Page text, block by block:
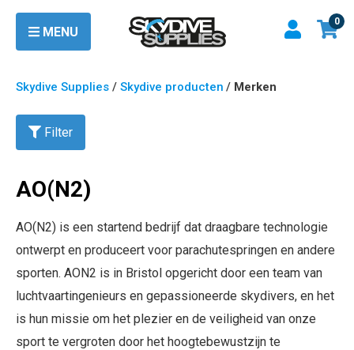
MENU
0
Skydive Supplies / Skydive producten / Merken
Filter
AO(N2)
AO(N2) is een startend bedrijf dat draagbare technologie
ontwerpt en produceert voor parachutespringen en andere
sporten. AON2 is in Bristol opgericht door een team van
luchtvaartingenieurs en gepassioneerde skydivers, en het
is hun missie om het plezier en de veiligheid van onze
sport te vergroten door het hoogtebewustzijn te